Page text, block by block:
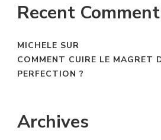
Recent
MICHELE SUR
COMMENT CUIRE LE MAGRET
PERFECTION ?
Archives